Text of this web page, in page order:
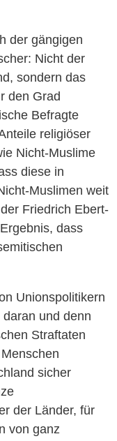
der gängigen
Nicht der
sondern das
den Grad
Befragte
religiöser
Nicht-Muslime
diese in
Muslimen weit
Friedrich Ebert-
dass
Unionspolitikern
und denn
Straftaten
sicher
der Länder, für
von ganz